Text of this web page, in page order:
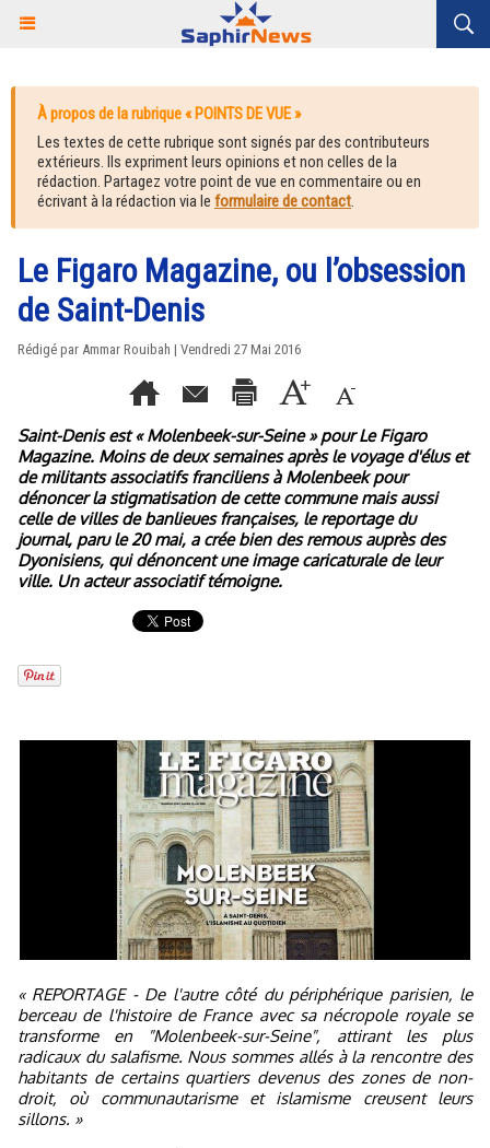
À propos de la rubrique « POINTS DE VUE »
Les textes de cette rubrique sont signés par des contributeurs
extérieurs. Ils expriment leurs opinions et non celles de la
rédaction. Partagez votre point de vue en commentaire ou en
écrivant à la rédaction via le formulaire de contact.
Le Figaro Magazine, ou l’obsession
de Saint-Denis
Rédigé par Ammar Rouibah | Vendredi 27 Mai 2016
Saint-Denis est « Molenbeek-sur-Seine » pour Le Figaro
Magazine. Moins de deux semaines après le voyage d'élus et
de militants associatifs franciliens à Molenbeek pour
dénoncer la stigmatisation de cette commune mais aussi
celle de villes de banlieues françaises, le reportage du
journal, paru le 20 mai, a crée bien des remous auprès des
Dyonisiens, qui dénoncent une image caricaturale de leur
ville. Un acteur associatif témoigne.
« REPORTAGE - De l'autre côté du périphérique parisien, le
berceau de l'histoire de France avec sa nécropole royale se
transforme en "Molenbeek-sur-Seine", attirant les plus
radicaux du salafisme. Nous sommes allés à la rencontre des
habitants de certains quartiers devenus des zones de non-
droit, où communautarisme et islamisme creusent leurs
sillons. »